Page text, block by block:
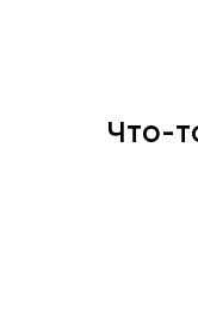
Что-